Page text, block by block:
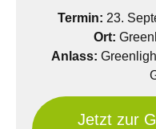
Termin: 23.
Ort:
Anlass:
Jetzt zur